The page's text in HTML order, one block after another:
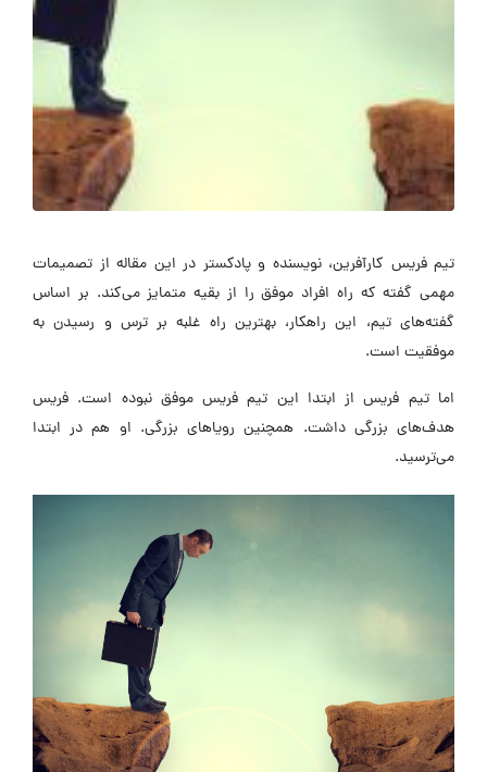
تیم فریس کارآفرین، نویسنده و پادکستر در این مقاله از تصمیمات
مهمی گفته که راه افراد موفق را از بقیه متمایز می‌کند. بر اساس
گفته‌های تیم، این راهکار، بهترین راه غلبه بر ترس و رسیدن به
موفقیت است.
اما تیم فریس از ابتدا این تیم فریس موفق نبود‌ه است. فریس
هدف‌های بزرگی داشت. همچنین رویاهای بزرگی. او هم در ابتدا
می‌ترسید.